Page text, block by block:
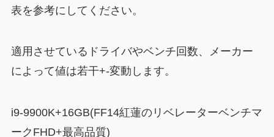
表を参考にしてください。
適用させているドライバやベンチ回数、メーカー
によって値は若干+-変動します。
i9-9900K+16GB(FF14紅蓮のリベレーターベンチマ
ークFHD+最高品質)